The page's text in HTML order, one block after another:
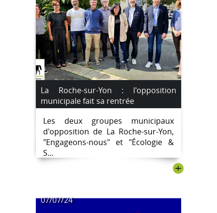
La Roche-sur-Yon : l'opposition
municipale fait sa rentrée
Les deux groupes municipaux
d'opposition de La Roche-sur-Yon,
"Engageons-nous" et "Écologie &
S...
+
07/07/24